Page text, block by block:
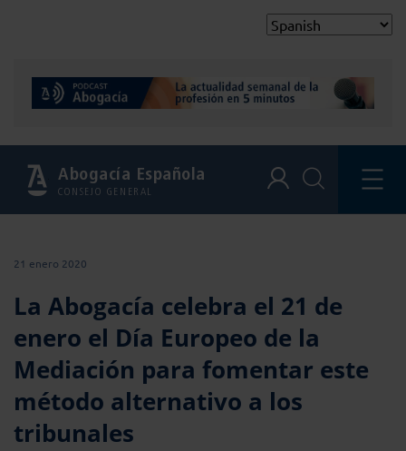
Abogacía Española
CONSEJO GENERAL
21 enero 2020
La Abogacía celebra el 21 de
enero el Día Europeo de la
Mediación para fomentar este
método alternativo a los
tribunales